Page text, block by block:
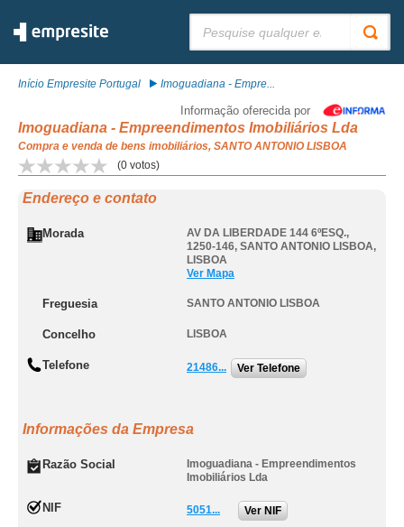
Início Empresite Portugal Imoguadiana - Empre...
Informação oferecida por
Imoguadiana - Empreendimentos Imobiliários Lda
Compra e venda de bens imobiliários, SANTO ANTONIO LISBOA
(0 votos)
Endereço e contato
Morada
AV DA LIBERDADE 144 6ºESQ.,
1250-146, SANTO ANTONIO LISBOA,
LISBOA
Ver Mapa
Freguesia SANTO ANTONIO LISBOA
Concelho LISBOA
Telefone 21486... Ver Telefone
Informações da Empresa
Razão Social
Imoguadiana - Empreendimentos
Imobiliários Lda
NIF 5051... Ver NIF